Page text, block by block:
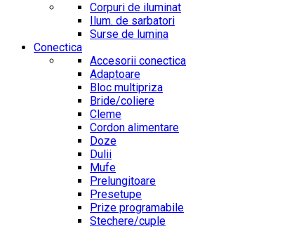
Corpuri de iluminat
Ilum. de sarbatori
Surse de lumina
Conectica
Accesorii conectica
Adaptoare
Bloc multipriza
Bride/coliere
Cleme
Cordon alimentare
Doze
Dulii
Mufe
Prelungitoare
Presetupe
Prize programabile
Stechere/cuple